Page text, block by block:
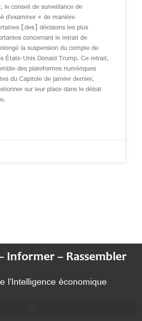
le conseil de surveillance de
d’examiner « de manière
[des] décisions les plus
concernant le retrait de
la suspension du compte de
États-Unis Donald Trump. Ce retrait,
des plateformes numériques
du Capitole de janvier dernier,
sur leur place dans le débat
Informer – Rassembler
l’Intelligence économique